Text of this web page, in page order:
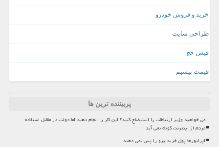
خرید و فروش خودرو
طراحی سایت
فیش حج
قیمت بیسیم
پربیننده ترین ها
می خواهید وزیر ارتباطات را استیضاح کنید؟ این کار را انجام دهید اما دولت در مقابل استفاده
مردم از اینترنت کوتاه نمی آید
اپراتورها پول خرید پرو را پس نمی دهند